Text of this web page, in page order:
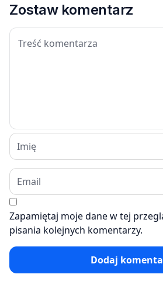
Zostaw komentarz
Zapamiętaj moje dane w tej
pisania kolejnych komentarzy.
Dodaj